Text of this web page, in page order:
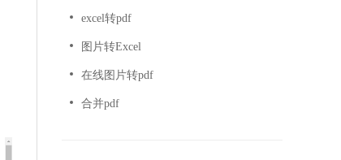
excel转pdf
图片转Excel
在线图片转pdf
合并pdf